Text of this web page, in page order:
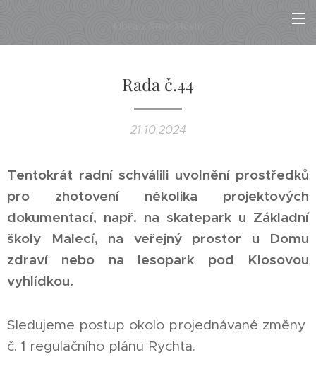
Rada č.44
21.10.2024
Tentokrát radní schválili uvolnění prostředků
pro zhotovení několika projektových
dokumentací, např. na skatepark u Základní
školy Malecí, na veřejný prostor u Domu
zdraví nebo na lesopark pod Klosovou
vyhlídkou.
Sledujeme postup okolo projednávané změny
č. 1 regulačního plánu Rychta.